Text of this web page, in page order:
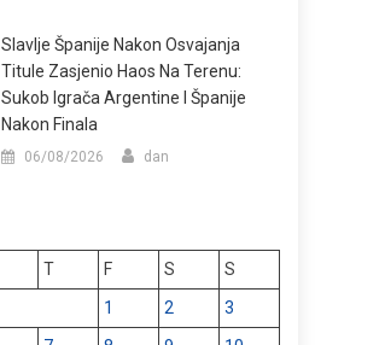
Slavlje Španije Nakon Osvajanja
Titule Zasjenio Haos Na Terenu:
Sukob Igrača Argentine I Španije
Nakon Finala
06/08/2026 dan
T F S
S
1
2
3